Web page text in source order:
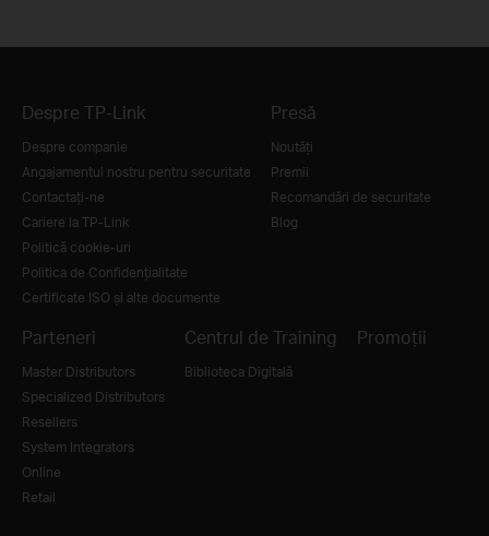
Despre TP-Link
Despre companie
Angajamentul nostru pentru securitate
Contactați-ne
Cariere la TP-Link
Politică cookie-uri
Politica de Confidențialitate
Certificate ISO și alte documente
Presă
Noutăţi
Premii
Recomandări de securitate
Blog
Parteneri
Master Distributors
Specialized Distributors
Resellers
System Integrators
Online
Retail
Centrul de Training
Biblioteca Digitală
Promoții